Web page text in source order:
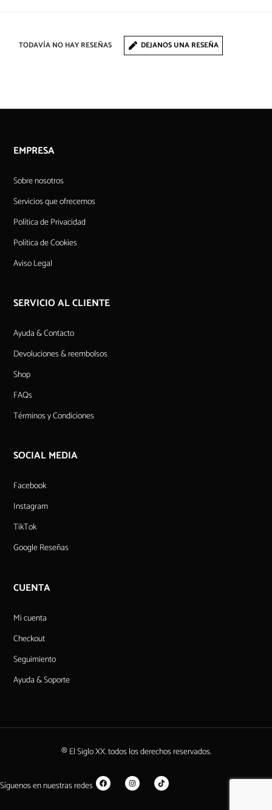
TODAVÍA NO HAY RESEÑAS DEJANOS UNA RESEÑA
EMPRESA
Sobre nosotros
Servicios que ofrecemos
Política de Privacidad
Política de Cookies
Aviso Legal
SERVICIO AL CLIENTE
Ayuda & Contacto
Devoluciones & reembolsos
Shop
FAQs
Términos y Condiciones
SOCIAL MEDIA
Facebook
Instagram
TikTok
Google Reseñas
CUENTA
Mi cuenta
Checkout
Seguimiento
Ayuda & Soporte
® El Siglo XX. todos los derechos reservados.
Síguenos en nuestras redes